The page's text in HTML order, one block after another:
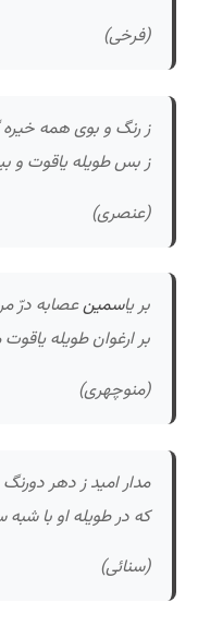
(فرخی)
ز رنگ و بوی همه
ز بس طویله یاقوت و
(عنصری)
بر یاسمینعصابه درّ
بر ارغوان طویله
(منوچهری)
مدار امید ز دهر
که در طویله او با
(سنائی)